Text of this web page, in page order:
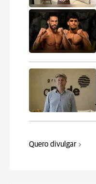
Quero divulgar